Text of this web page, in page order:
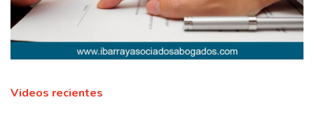
Videos recientes